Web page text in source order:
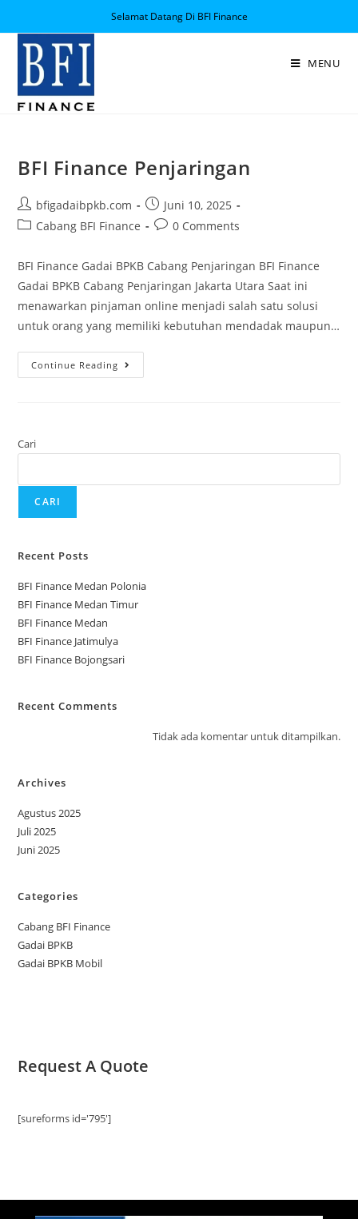
Selamat Datang Di BFI Finance
MENU
BFI Finance Penjaringan
bfigadaibpkb.com
Juni 10, 2025
Cabang BFI Finance
0 Comments
BFI Finance Gadai BPKB Cabang Penjaringan BFI Finance
Gadai BPKB Cabang Penjaringan Jakarta Utara Saat ini
menawarkan pinjaman online menjadi salah satu solusi
untuk orang yang memiliki kebutuhan mendadak maupun…
Continue Reading
Cari
CARI
Recent Posts
BFI Finance Medan Polonia
BFI Finance Medan Timur
BFI Finance Medan
BFI Finance Jatimulya
BFI Finance Bojongsari
Recent Comments
Tidak ada komentar untuk ditampilkan.
Archives
Agustus 2025
Juli 2025
Juni 2025
Categories
Cabang BFI Finance
Gadai BPKB
Gadai BPKB Mobil
Request A Quote
[sureforms id='795']